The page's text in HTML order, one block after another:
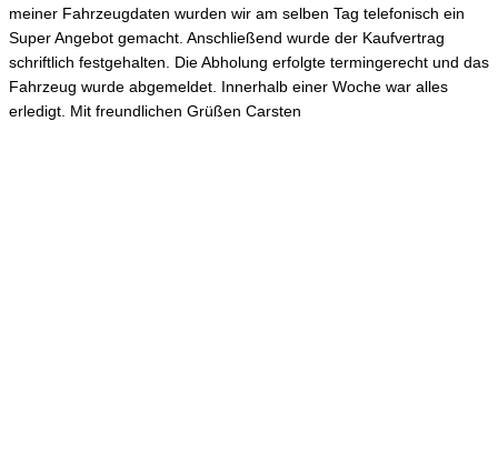
meiner Fahrzeugdaten wurden wir am selben Tag telefonisch ein
Super Angebot gemacht. Anschließend wurde der Kaufvertrag
schriftlich festgehalten. Die Abholung erfolgte termingerecht und das
Fahrzeug wurde abgemeldet. Innerhalb einer Woche war alles
erledigt. Mit freundlichen Grüßen Carsten